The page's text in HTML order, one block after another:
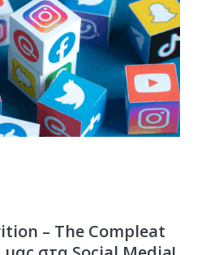
– The Compleat